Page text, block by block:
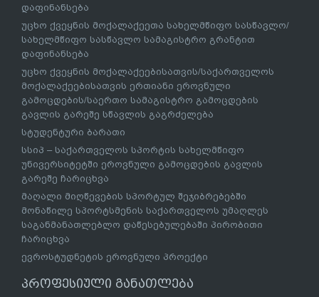
დაფინანსება
უცხო ქვეყნის მოქალაქეეთა სახელმწიფო სასწავლო/
სახელმწიფო სასწავლო სამაგისტრო გრანტით
დაფინანსება
უცხო ქვეყნის მოქალაქეებისათვის/საქართველოს
მოქალაქეებისათვის ერთიანი ეროვნული
გამოცდების/საერთო სამაგისტრო გამოცდების
გავლის გარეშე სწავლის გაგრძელება
სტუდენტური ბარათი
სსიპ – საქართველოს სპორტის სახელმწიფო
უნივერსიტეტში ეროვნული გამოცდების გავლის
გარეშე ჩარიცხვა
მაღალი მიღწევების სპორტულ შეჯიბრებებში
მონაწილე სპორტსმენის საქართველოს უმაღლეს
საგანმანათლებლო დაწესებულებაში პირობითი
ჩარიცხვა
ევროსტუდნეტის ეროვნული პროექტი
პროფესიული განათლება